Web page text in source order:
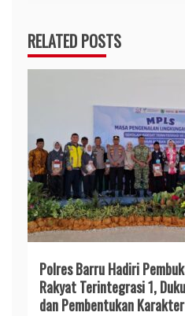
RELATED POSTS
Polres Barru Hadiri
Rakyat Terintegrasi 1,
dan Pembentukan